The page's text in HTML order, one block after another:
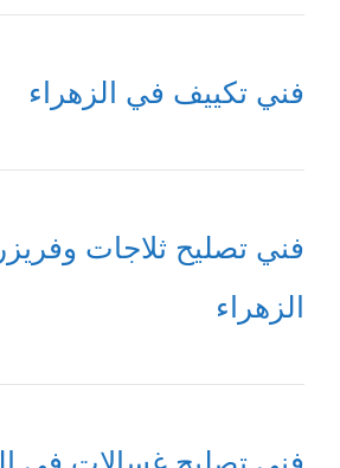
فني تكييف في الزهراء
فني تصليح ثلاجات
الزهراء